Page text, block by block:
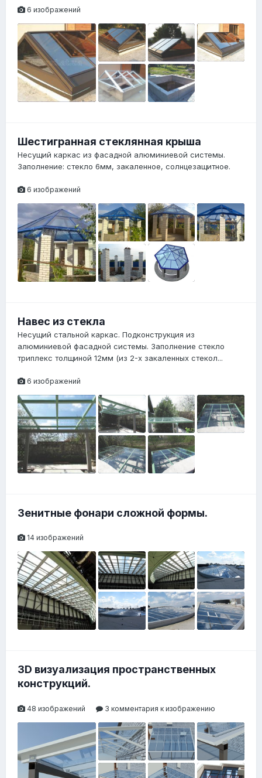
6 изображений
Шестигранная стеклянная крыша
Несущий каркас из фасадной алюминиевой системы.
Заполнение: стекло 6мм, закаленное, солнцезащитное.
6 изображений
Навес из стекла
Несущий стальной каркас. Подконструкция из
алюминиевой фасадной системы. Заполнение стекло
триплекс толщиной 12мм (из 2-х закаленных стекол...
6 изображений
Зенитные фонари сложной формы.
14 изображений
3D визуализация пространственных
конструкций.
48 изображений 3 комментария к изображению